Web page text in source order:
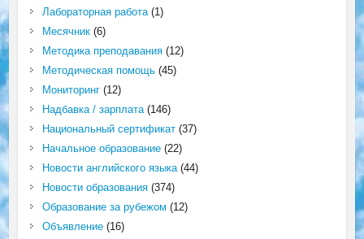
Лабораторная работа(1)
Месячник(6)
Методика преподавания(12)
Методическая помощь(45)
Мониторинг(12)
Надбавка / зарплата(146)
Национальный сертификат(37)
Начальное образование(22)
Новости английского языка(44)
Новости образования(374)
Образование за рубежом (12)
Объявление(16)